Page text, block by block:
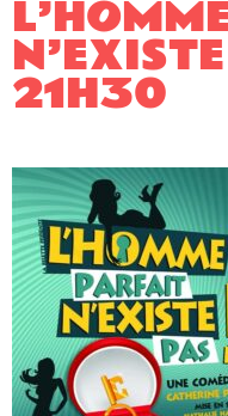
21H30